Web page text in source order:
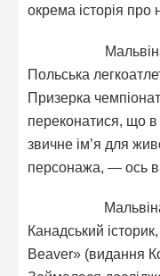
окрема історія про
Польська
Призерка
переконатися, що
звичне ім’я для
персонажа, — ось
Канадський
Beaver» (видання